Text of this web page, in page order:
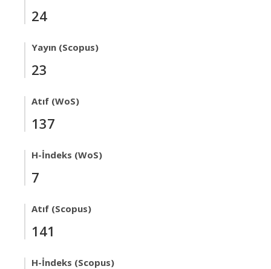
24
Yayın (Scopus)
23
Atıf (WoS)
137
H-İndeks (WoS)
7
Atıf (Scopus)
141
H-İndeks (Scopus)